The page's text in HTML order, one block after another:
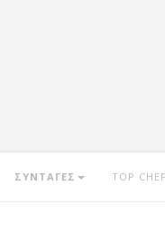
ΣΥΝΤΑΓΕΣ TOP